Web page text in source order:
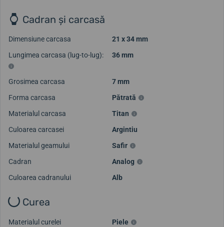
Cadran și carcasă
Dimensiune carcasa
21 x 34 mm
Lungimea carcasa (lug-to-lug):
36 mm
Grosimea carcasa
7 mm
Forma carcasa
Pătrată
Materialul carcasa
Titan
Culoarea carcasei
Argintiu
Materialul geamului
Safir
Cadran
Analog
Culoarea cadranului
Alb
Curea
Materialul curelei
Piele